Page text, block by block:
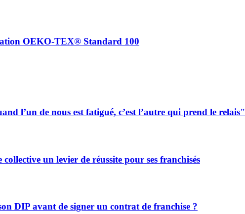
OEKO-TEX® Standard 100
l’un de nous est fatigué, c’est l’autre qui prend le relais"
un levier de réussite pour ses franchisés
DIP avant de signer un contrat de franchise ?